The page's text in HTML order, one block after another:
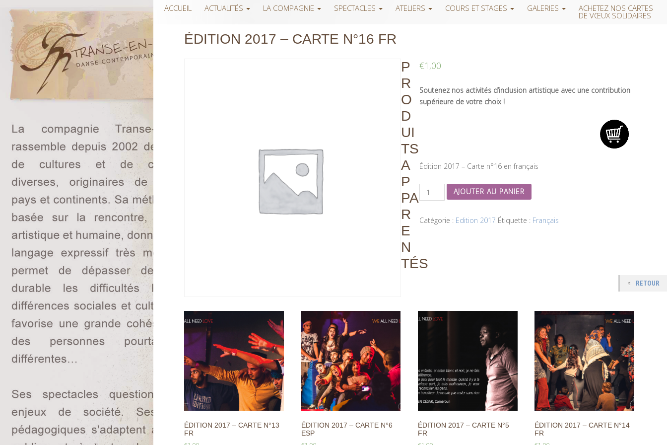
ÉDITION 2017 – CARTE N°16 FR
€1,00
Soutenez nos activités d’inclusion artistique avec une contribution
supérieure de votre choix !
Édition 2017 – Carte n°16 en français
AJOUTER AU PANIER
Catégorie : Edition 2017 Étiquette : Français
P
R
O
D
UI
TS
A
P
PA
R
E
N
TÉS
ÉDITION 2017 – CARTE N°13
FR
ÉDITION 2017 – CARTE N°6
ESP
ÉDITION 2017 – CARTE N°5
FR
ÉDITION 2017 – CARTE N°14
FR
RETOUR
ACCUEIL ACTUALITÉS LA COMPAGNIE SPECTACLES ATELIERS COURS ET STAGES GALERIES ACHETEZ NOS CARTES
DE VŒUX SOLIDAIRES